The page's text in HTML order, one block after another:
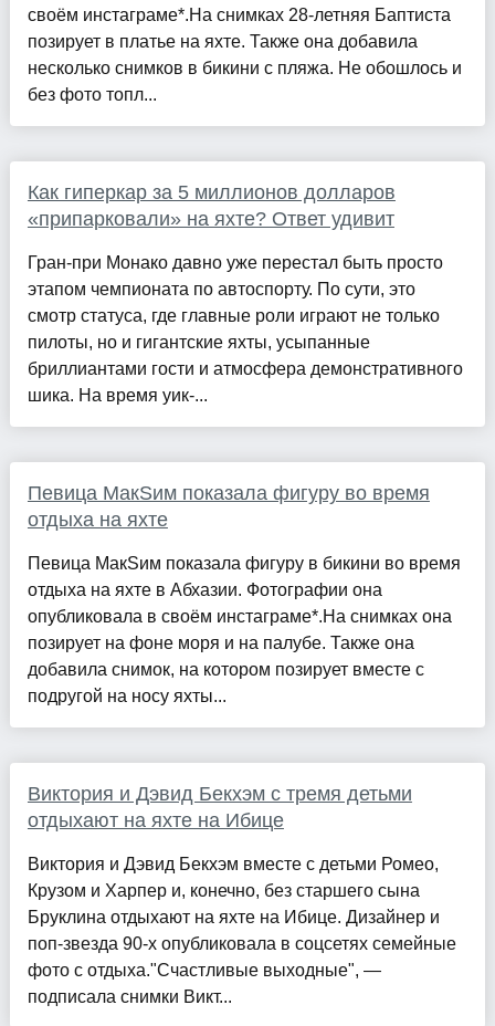
своём инстаграме*.На снимках 28-летняя Баптиста
позирует в платье на яхте. Также она добавила
несколько снимков в бикини с пляжа. Не обошлось и
без фото топл...
Как гиперкар за 5 миллионов долларов
«припарковали» на яхте? Ответ удивит
Гран-при Монако давно уже перестал быть просто
этапом чемпионата по автоспорту. По сути, это
смотр статуса, где главные роли играют не только
пилоты, но и гигантские яхты, усыпанные
бриллиантами гости и атмосфера демонстративного
шика. На время уик-...
Певица МакSим показала фигуру во время
отдыха на яхте
Певица МакSим показала фигуру в бикини во время
отдыха на яхте в Абхазии. Фотографии она
опубликовала в своём инстаграме*.На снимках она
позирует на фоне моря и на палубе. Также она
добавила снимок, на котором позирует вместе с
подругой на носу яхты...
Виктория и Дэвид Бекхэм с тремя детьми
отдыхают на яхте на Ибице
Виктория и Дэвид Бекхэм вместе с детьми Ромео,
Крузом и Харпер и, конечно, без старшего сына
Бруклина отдыхают на яхте на Ибице. Дизайнер и
поп-звезда 90-х опубликовала в соцсетях семейные
фото с отдыха."Счастливые выходные", —
подписала снимки Викт...